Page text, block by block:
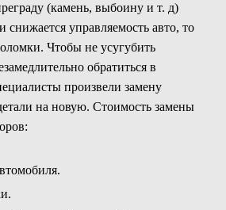
(камень, выбоину и т. д)
снижается управляемость авто, то
Чтобы не усугубить
обратиться в
произвели замену
на новую. Стоимость замены